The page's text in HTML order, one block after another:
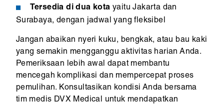
Tersedia di dua kota yaitu Jakarta dan
Surabaya, dengan jadwal yang fleksibel
Jangan abaikan nyeri kuku, bengkak, atau bau kaki
yang semakin mengganggu aktivitas harian Anda.
Pemeriksaan lebih awal dapat membantu
mencegah komplikasi dan mempercepat proses
pemulihan. Konsultasikan kondisi Anda bersama
tim medis DVX Medical untuk mendapatkan